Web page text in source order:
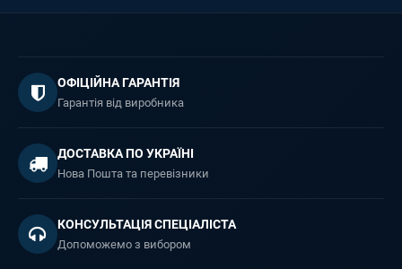
ОФІЦІЙНА ГАРАНТІЯ
Гарантія від виробника
ДОСТАВКА ПО УКРАЇНІ
Нова Пошта та перевізники
КОНСУЛЬТАЦІЯ СПЕЦІАЛІСТА
Допоможемо з вибором